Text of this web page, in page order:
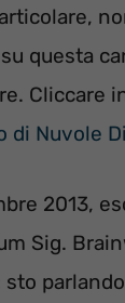
questa
Cliccare
di Nuvole
2013,
Sig.